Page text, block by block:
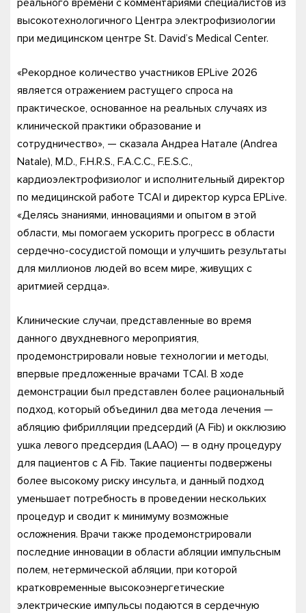
реального времени с комментариями специалистов из
высокотехнологичного Центра электрофизиологии
при медицинском центре St. David’s Medical Center.
«Рекордное количество участников EPLive 2026
является отражением растущего спроса на
практическое, основанное на реальных случаях из
клинической практики образование и
сотрудничество», — сказала Андреа Натале (Andrea
Natale), M.D., F.H.R.S., F.A.C.C., F.E.S.C.,
кардиоэлектрофизиолог и исполнительный директор
по медицинской работе TCAI и директор курса EPLive.
«Делясь знаниями, инновациями и опытом в этой
области, мы помогаем ускорить прогресс в области
сердечно-сосудистой помощи и улучшить результаты
для миллионов людей во всем мире, живущих с
аритмией сердца».
Клинические случаи, представленные во время
данного двухдневного мероприятия,
продемонстрировали новые технологии и методы,
впервые предложенные врачами TCAI. В ходе
демонстрации был представлен более рациональный
подход, который объединил два метода лечения —
абляцию фибрилляции предсердий (A Fib) и окклюзию
ушка левого предсердия (LAAO) — в одну процедуру
для пациентов с A Fib. Такие пациенты подвержены
более высокому риску инсульта, и данный подход
уменьшает потребность в проведении нескольких
процедур и сводит к минимуму возможные
осложнения. Врачи также продемонстрировали
последние инновации в области абляции импульсным
полем, нетермической абляции, при которой
кратковременные высокоэнергетические
электрические импульсы подаются в сердечную